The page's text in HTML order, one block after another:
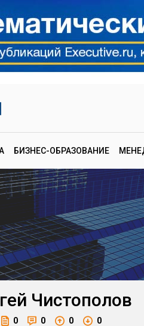
БИЗНЕС-ОБРАЗОВАНИЕ
Чистополов
0 0 0 0